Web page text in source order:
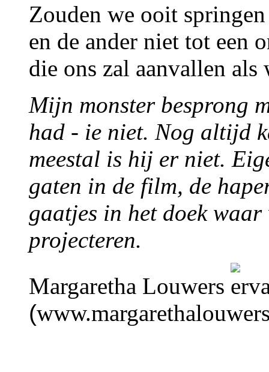
Zouden we ooit
en de ander niet tot een
die ons zal aanvallen als
Mijn monster besprong
had - ie niet. Nog altijd
meestal is hij er niet.
gaten in de film, de
gaatjes in het doek
projecteren.
Margaretha Louwers
(